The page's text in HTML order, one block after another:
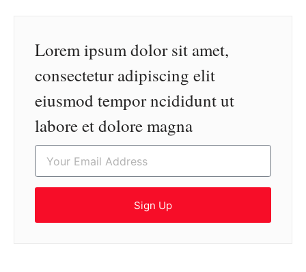
Lorem ipsum dolor sit amet,
consectetur adipiscing elit
eiusmod tempor ncididunt ut
labore et dolore magna
Sign Up